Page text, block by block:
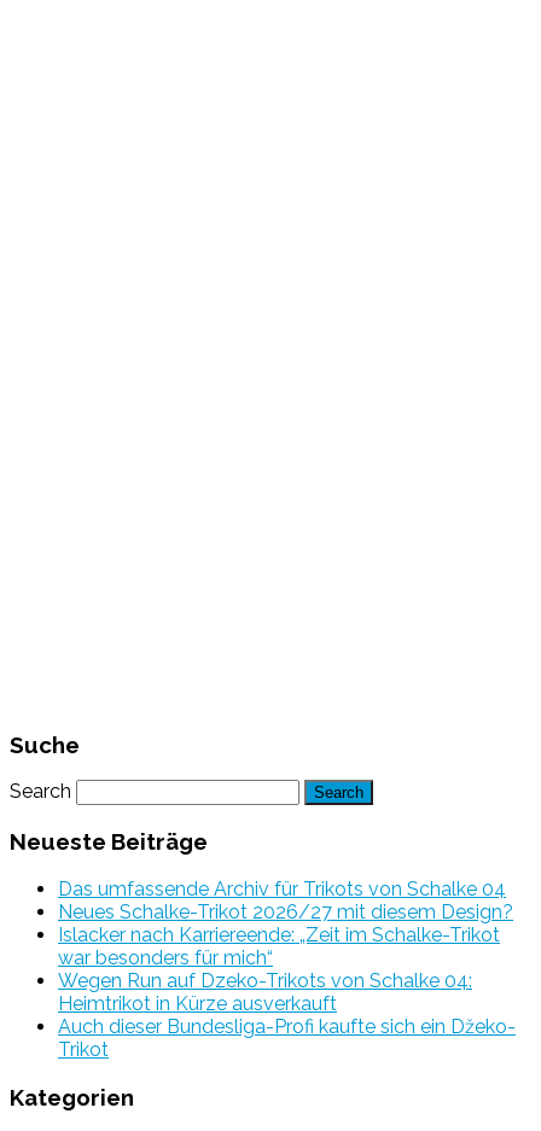
Suche
Search
Neueste Beiträge
Das umfassende Archiv für Trikots von Schalke 04
Neues Schalke-Trikot 2026/27 mit diesem Design?
Islacker nach Karriereende: „Zeit im Schalke-Trikot
war besonders für mich“
Wegen Run auf Dzeko-Trikots von Schalke 04:
Heimtrikot in Kürze ausverkauft
Auch dieser Bundesliga-Profi kaufte sich ein Džeko-
Trikot
Kategorien